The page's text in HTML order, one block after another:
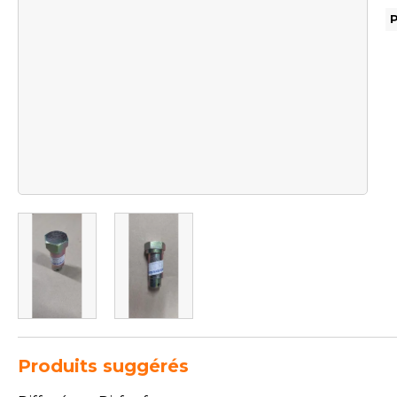
Produits suggérés